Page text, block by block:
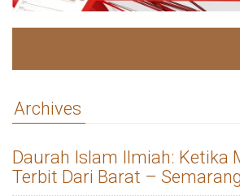
Archives
Daurah Islam Ilmiah: Ketika
Terbit Dari Barat – Semarang